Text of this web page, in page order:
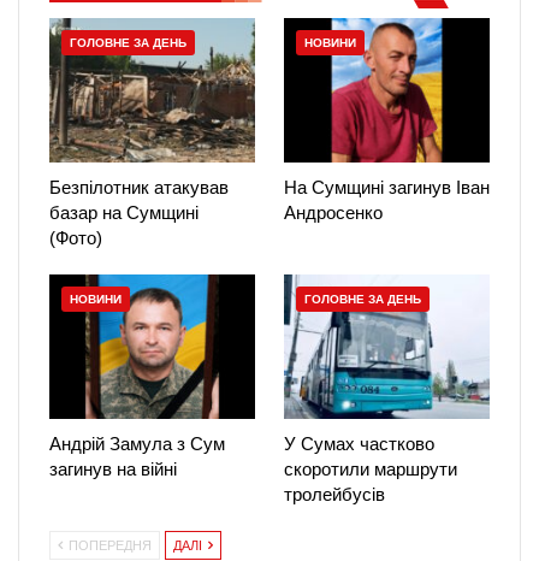
ГОЛОВНЕ ЗА ДЕНЬ
Безпілотник атакував
базар на Сумщині
(Фото)
НОВИНИ
На Сумщині загинув Іван
Андросенко
НОВИНИ
Андрій Замула з Сум
загинув на війні
ГОЛОВНЕ ЗА ДЕНЬ
У Сумах частково
скоротили маршрути
тролейбусів
ПОПЕРЕДНЯ ДАЛІ